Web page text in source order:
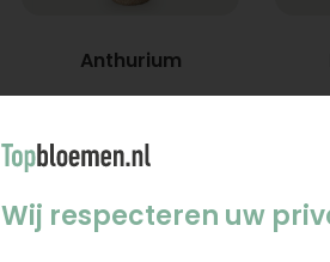
Anthurium
Wij respecteren uw